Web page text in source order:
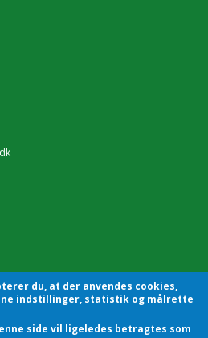
du, at der anvendes cookies,
indstillinger, statistik og målrette
side vil ligeledes betragtes som